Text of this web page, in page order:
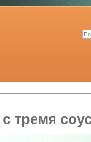
тремя